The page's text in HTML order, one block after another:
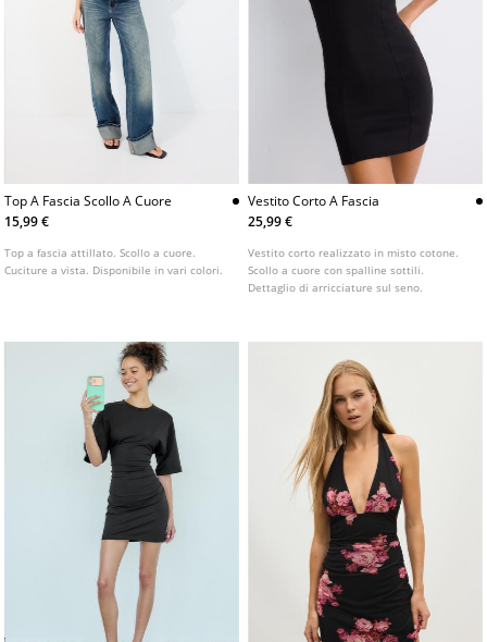
Top A Fascia Scollo A Cuore
15,99 €
Top a fascia attillato. Scollo a cuore.
Cuciture a vista. Disponibile in vari colori.
Vestito Corto A Fascia
25,99 €
Vestito corto realizzato in misto cotone.
Scollo a cuore con spalline sottili.
Dettaglio di arricciature sul seno.